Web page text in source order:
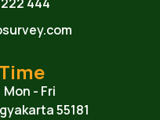
Mon - Fri
55181